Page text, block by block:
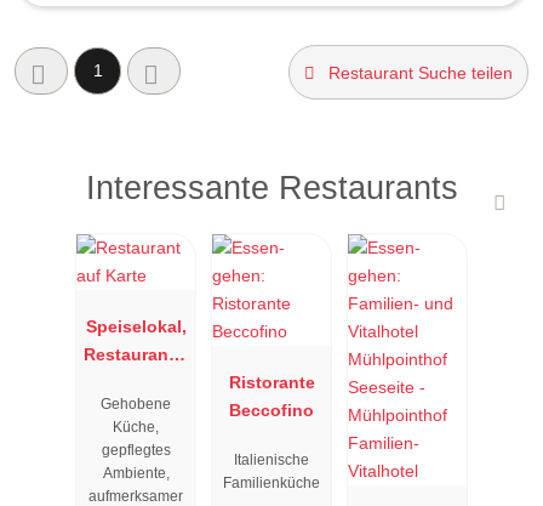
1 Restaurant Suche teilen
Interessante Restaurants
Speiselokal,
Restaurant "
"
Gehobene
Küche,
gepflegtes
Ambiente,
aufmerksamer
Ristorante
Beccofino
Italienische
Familienküche